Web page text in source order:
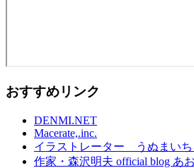
おすすめリンク
DENMI.NET
Macerate,.inc.
イラストレーター うぬまいち
作家・森沢明夫 official blog あ